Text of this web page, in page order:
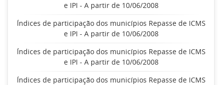
e IPI - A partir de 10/06/2008
Índices de participação dos municípios Repasse de ICMS
e IPI - A partir de 10/06/2008
Índices de participação dos municípios Repasse de ICMS
e IPI - A partir de 10/06/2008
Índices de participação dos municípios Repasse de ICMS